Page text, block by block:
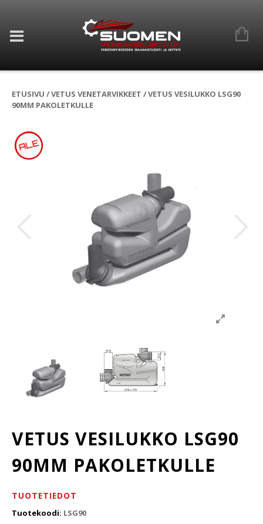
ETUSIVU /VETUS VENETARVIKKEET / VETUS VESILUKKO LSG90
90MM PAKOLETKULLE
VETUS VESILUKKO LSG90
90MM PAKOLETKULLE
TUOTETIEDOT
Tuotekoodi: LSG90